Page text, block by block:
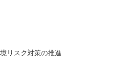
リスク対策の推進